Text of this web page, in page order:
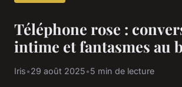
Téléphone rose :
intime et fantasmes au
Iris•29 août 2025•5 min de lecture